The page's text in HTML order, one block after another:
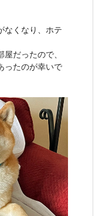
なくなり、ホテ
だったので、
ったのが幸いで